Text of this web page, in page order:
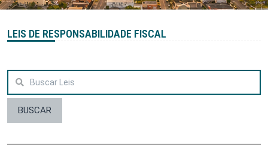
LEIS DE RESPONSABILIDADE FISCAL
BUSCAR